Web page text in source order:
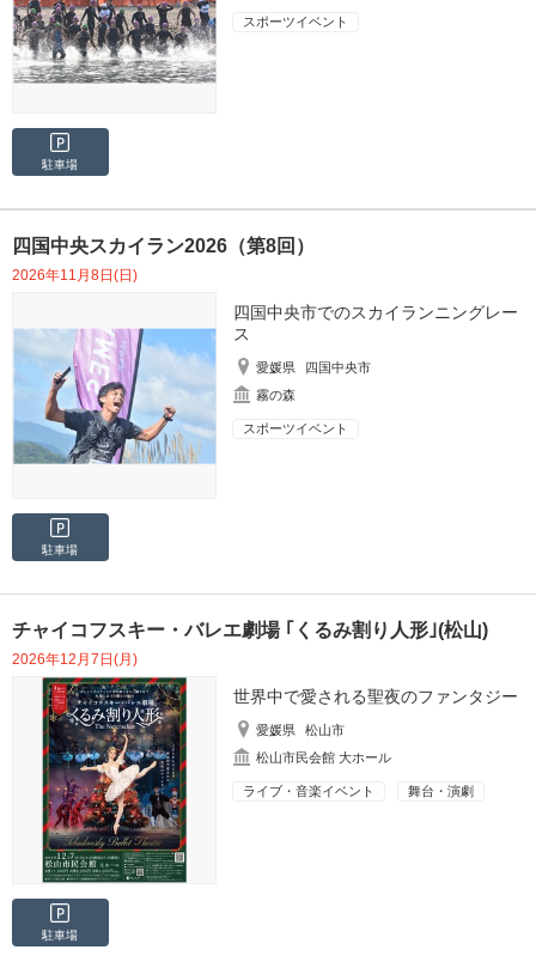
スポーツイベント
駐車場
四国中央スカイラン2026（第8回）
2026年11月8日(日)
四国中央市でのスカイランニングレー
ス
愛媛県
四国中央市
霧の森
スポーツイベント
駐車場
チャイコフスキー・バレエ劇場 ｢くるみ割り人形｣(松山)
2026年12月7日(月)
世界中で愛される聖夜のファンタジー
愛媛県
松山市
松山市民会館 大ホール
ライブ・音楽イベント 舞台・演劇
駐車場